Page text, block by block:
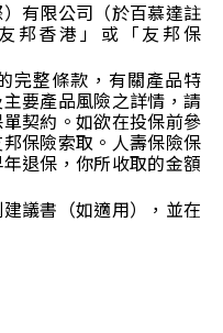
）有限公司（於百慕達註
邦香港」或「友邦保
完整條款，有關產品特
要產品風險之詳情，請
契約。如欲在投保前參
保險索取。人壽保險保
退保，你所收取的金額
議書（如適用），並在